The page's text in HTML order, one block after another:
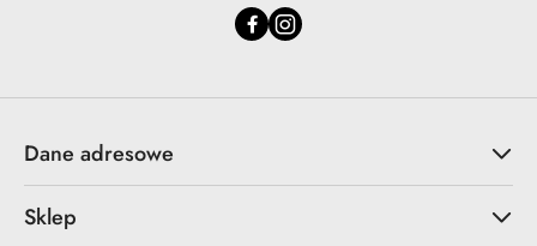
Dane adresowe
Sklep